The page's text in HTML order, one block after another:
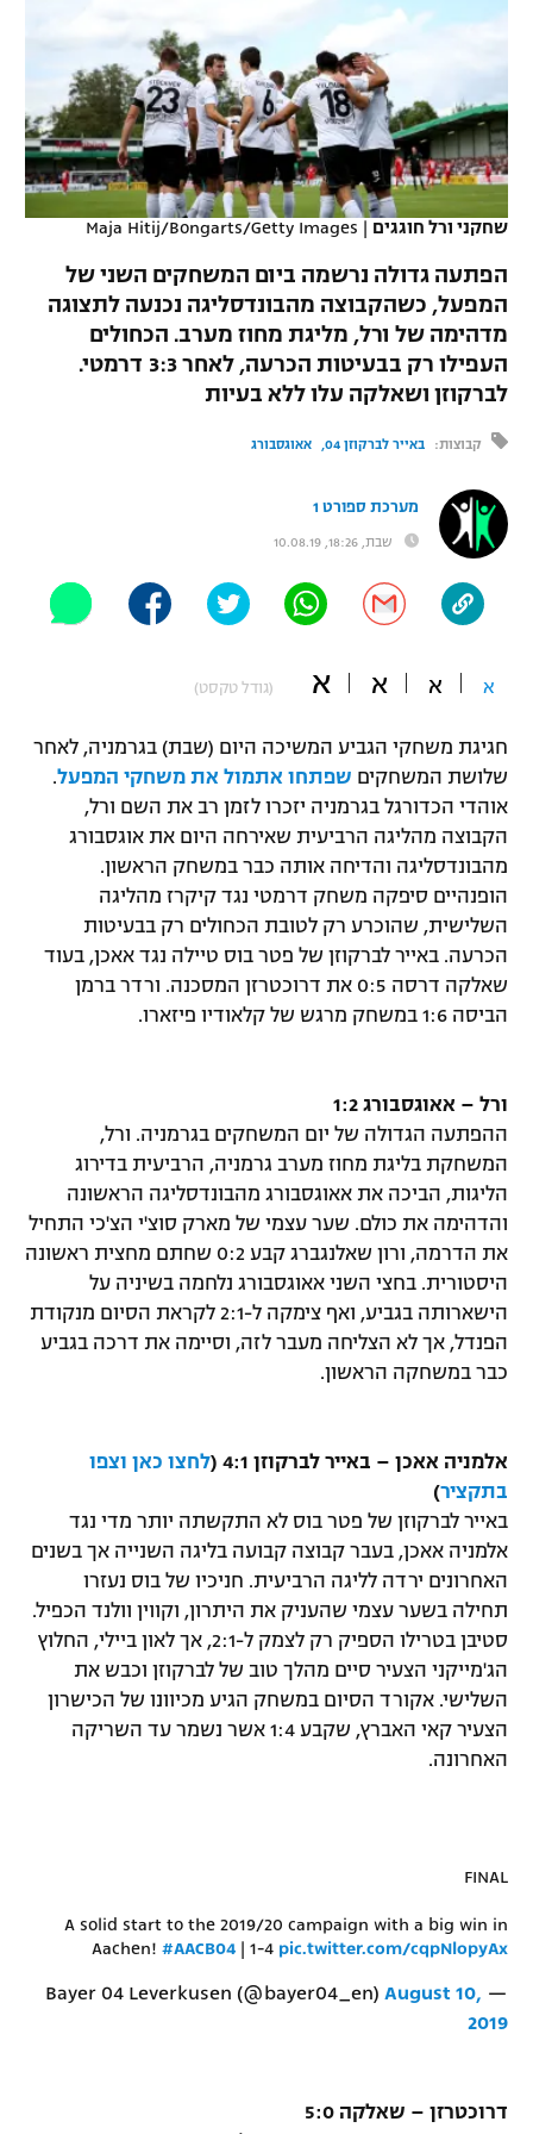
רץ ברשת
תוצאות
לוח שידורים
ברחבה
"מעל הליגה" – פודקאסט
"מחצית בשכונה" – פודקאסט
תקנון עבור פעילות אלקטרה
תקנון עבור פעילות ספורט 1 – "מרלן"
גיימינג E-Sports
תנאי שימוש
מדיניות פרטיות
רשיון להקרנה פומבית לבית עסק
הצטרפות לחבילת הערוצים
לוח דרושים – ג'ובנט
המגזין
נבחרת ישראל
בית"ר ירושלים
מכבי תל אביב
הפועל חיפה
הפועל באר שבע
מכבי נתניה
בני יהודה
ליגה איטלקית
ליגה צרפתית
ליגה הולנדית
ליגה טורקית
ליגה סינית
ליגה ברזילאית
ליגות נוספות
כדורסל נשים
מכבי תל אביב
הפועל חולון
הפועל ירושלים
יורוקאפ
כדוריד
כדורעף
שחייה
ג'ודו
אגרוף
ספורט אולימפי
היאבקות WWE
אופניים
כדורמים
פוטבול אמריקאי NFL
בייסבול MLB
ספורט אתגרי ואקסטרים
אומנויות לחימה
גיימינג E-Sports
שחקני ורל חוגגים |
Maja Hitij/Bongarts/Getty Images
הפתעה גדולה נרשמה ביום המשחקים השני של
המפעל, כשהקבוצה מהבונדסליגה נכנעה לתצוגה
מדהימה של ורל, מליגת מחוז מערב. הכחולים
העפילו רק בבעיטות הכרעה, לאחר 3:3 דרמטי.
לברקוזן ושאלקה עלו ללא בעיות
קבוצות: באייר לברקוזן 04 אאוגסבורג
מערכת ספורט 1
שבת, 18:26, 10.08.19
א א א א (גודל טקסט)
חגיגת משחקי הגביע המשיכה היום (שבת) בגרמניה, לאחר
שלושת המשחקים שפתחו אתמול את משחקי המפעל.
אוהדי הכדורגל בגרמניה יזכרו לזמן רב את השם ורל,
הקבוצה מהליגה הרביעית שאירחה היום את אוגסבורג
מהבונדסליגה והדיחה אותה כבר במשחק הראשון.
הופנהיים סיפקה משחק דרמטי נגד קיקרז מהליגה
השלישית, שהוכרע רק לטובת הכחולים רק בבעיטות
הכרעה. באייר לברקוזן של פטר בוס טיילה נגד אאכן, בעוד
שאלקה דרסה 0:5 את דרוכטרזן המסכנה. ורדר ברמן
הביסה 1:6 במשחק מרגש של קלאודיו פיזארו.
ורל – אאוגסבורג 1:2
ההפתעה הגדולה של יום המשחקים בגרמניה. ורל,
המשחקת בליגת מחוז מערב גרמניה, הרביעית בדירוג
הליגות, הביכה את אאוגסבורג מהבונדסליגה הראשונה
והדהימה את כולם. שער עצמי של מארק סוצ'י הצ'כי התחיל
את הדרמה, ורון שאלנגברג קבע 0:2 שחתם מחצית ראשונה
היסטורית. בחצי השני אאוגסבורג נלחמה בשיניה על
הישארותה בגביע, ואף צימקה ל-2:1 לקראת הסיום מנקודת
הפנדל, אך לא הצליחה מעבר לזה, וסיימה את דרכה בגביע
כבר במשחקה הראשון.
אלמניה אאכן – באייר לברקוזן 4:1 (
לחצו כאן וצפו
בתקציר)
באייר לברקוזן של פטר בוס לא התקשתה יותר מדי נגד
אלמניה אאכן, בעבר קבוצה קבועה בליגה השנייה אך בשנים
האחרונים ירדה לליגה הרביעית. חניכיו של בוס נעזרו
תחילה בשער עצמי שהעניק את היתרון, וקווין וולנד הכפיל.
סטיבן בטרילו הספיק רק לצמק ל-2:1, אך לאון ביילי, החלוץ
הג'מייקני הצעיר סיים מהלך טוב של לברקוזן וכבש את
השלישי. אקורד הסיום במשחק הגיע מכיוונו של הכישרון
הצעיר קאי האברץ, שקבע 1:4 אשר נשמר עד השריקה
האחרונה.
FINAL
A solid start to the 2019/20 campaign with a big win in
Aachen! #AACB04 | 1-4 pic.twitter.com/cqpNlopyAx
— Bayer 04 Leverkusen (@bayer04_en)
August 10,
2019
דרוכטרזן – שאלקה 5:0